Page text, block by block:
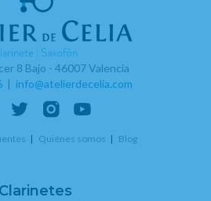
8 Bajo - 46007 Valencia
| info@atelierdecelia.com
Quiénes somos Blog
Clarinetes